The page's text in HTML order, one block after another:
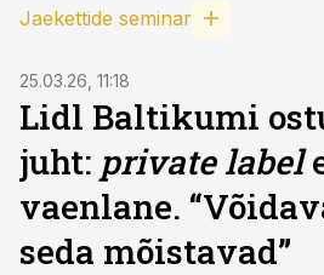
Jaekettide seminar
25.03.26, 11:18
Lidl Baltikumi
juht: private label
vaenlane.
seda mõistavad”